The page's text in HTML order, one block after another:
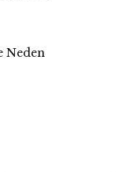
Neden